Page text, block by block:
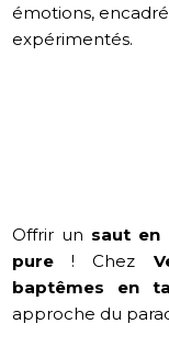
émotions,
expérimentés.
Offrir un saut en
pure ! Chez
baptêmes en
approche du